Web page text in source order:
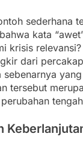
sederhana
kata
krisis relevansi?
dari
tersebut